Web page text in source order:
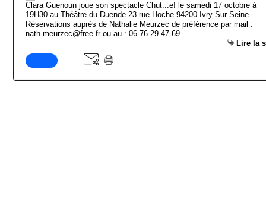
Clara Guenoun joue son spectacle Chut...e! le samedi 17 octobre à
19H30 au Théâtre du Duende 23 rue Hoche-94200 Ivry Sur Seine
Réservations auprès de Nathalie Meurzec de préférence par mail :
nath.meurzec@free.fr ou au : 06 76 29 47 69
Lire la